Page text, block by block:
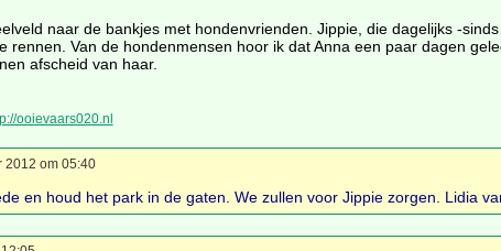
naar de bankjes met hondenvrienden. Jippie, die dagelijks -
rennen. Van de hondenmensen hoor ik dat Anna een paar dagen
afscheid van haar.
ooievaars020.nl
2012 om 05:40
en houd het park in de gaten. We zullen voor Jippie zorgen. Lidia